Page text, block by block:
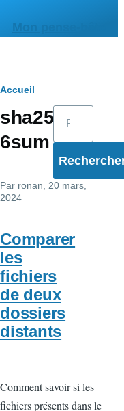
Mon pense-bête
Fil
d'Ariane
Accueil
sha25
6sum
Par ronan , 20 mars,
2024
Comparer
les
fichiers
de deux
dossiers
distants
Comment savoir si les
fichiers présents dans le
Rechercher